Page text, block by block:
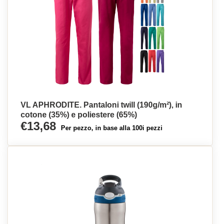
VL APHRODITE. Pantaloni twill (190g/m²), in
cotone (35%) e poliestere (65%)
€13,68 Per pezzo, in base alla 100i pezzi